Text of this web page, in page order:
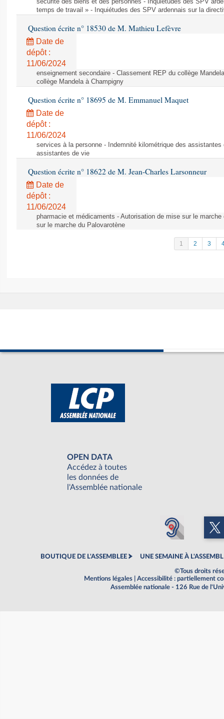
sécurité des biens et des personnes - Inquiétudes des SPV
temps de travail » - Inquiétudes des SPV ardennais sur la
Question écrite n° 18530 de M. Mathieu Lefèvre
Date de
dépôt :
11/06/2024
enseignement secondaire - Classement REP du collège
collège Mandela à Champigny
Question écrite n° 18695 de M. Emmanuel Maquet
Date de
dépôt :
11/06/2024
services à la personne - Indemnité kilométrique des
assistantes de vie
Question écrite n° 18622 de M. Jean-Charles Larsonneur
Date de
dépôt :
11/06/2024
pharmacie et médicaments - Autorisation de mise sur le
sur le marche du Palovarotène
1 2 3
OPEN DATA
Accédez à toutes
les données de
l'Assemblée nationale
BOUTIQUE DE L'ASSEMBLEE UNE SEMAINE À
©Tous droits
Mentions légales
Accessibilité : partiellement
Assemblée nationale - 126 Rue de